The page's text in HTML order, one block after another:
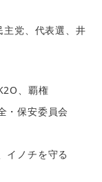
主党、代表選、井
、覇権
・保安委員会
イノチを守る